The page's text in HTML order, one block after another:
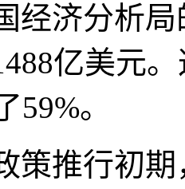
济分析局
亿美元
59%。
推行初期